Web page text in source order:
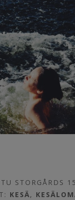
STORGÅRDS
KESÄ,